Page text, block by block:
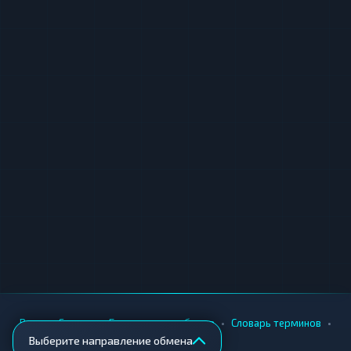
Выберите направление обмена
Вики • Города • Безопасность обмена • Словарь терминов •
AML-проверка